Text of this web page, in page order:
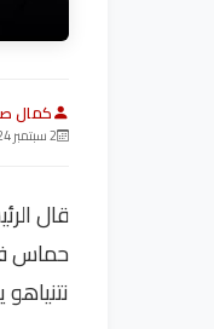
كمال
2 سبتمبر 2024
قال
حماس